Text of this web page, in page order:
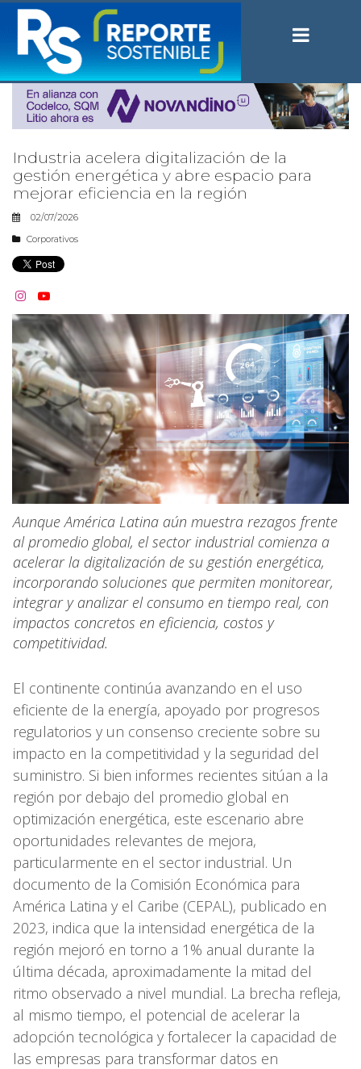
Industria acelera digitalización de la
gestión energética y abre espacio para
mejorar eficiencia en la región
02/07/2026
Corporativos
 
Aunque América Latina aún muestra rezagos frente
al promedio global, el sector industrial comienza a
acelerar la digitalización de su gestión energética,
incorporando soluciones que permiten monitorear,
integrar y analizar el consumo en tiempo real, con
impactos concretos en eficiencia, costos y
competitividad.
El continente continúa avanzando en el uso
eficiente de la energía, apoyado por progresos
regulatorios y un consenso creciente sobre su
impacto en la competitividad y la seguridad del
suministro. Si bien informes recientes sitúan a la
región por debajo del promedio global en
optimización energética, este escenario abre
oportunidades relevantes de mejora,
particularmente en el sector industrial. Un
documento de la Comisión Económica para
América Latina y el Caribe (CEPAL), publicado en
2023, indica que la intensidad energética de la
región mejoró en torno a 1% anual durante la
última década, aproximadamente la mitad del
ritmo observado a nivel mundial. La brecha refleja,
al mismo tiempo, el potencial de acelerar la
adopción tecnológica y fortalecer la capacidad de
las empresas para transformar datos en